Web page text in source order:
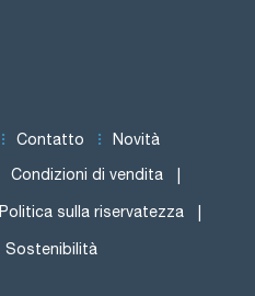
Contatto Novità
Condizioni di vendita
Politica sulla riservatezza
Sostenibilità